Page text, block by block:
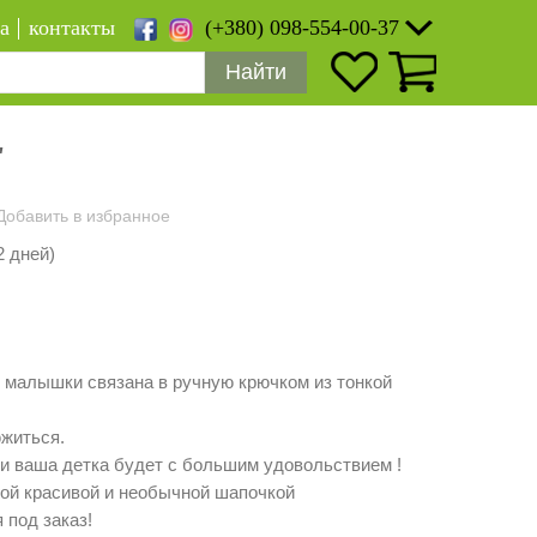
контакты (+380) 098-554-00-37
Найти
в избранное
дней)
связана в ручную крючком из тонкой
ваша детка будет с большим удовольствием !
красивой и необычной шапочкой
под заказ!